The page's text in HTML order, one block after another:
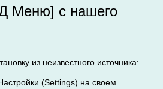
Меню] с нашего
из неизвестного источника:
(Settings) на своем